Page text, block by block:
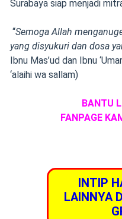
Surabaya siap menjadi
“Semoga Allah
yang disyukuri dan dosa
Ibnu Mas’ud dan Ibnu
‘alaihi wa sallam)
BANTU
FANPAGE
INTIP
LAINNYA